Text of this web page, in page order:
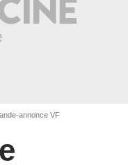
annonce VF